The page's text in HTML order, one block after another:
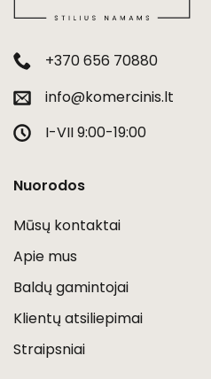
+370 656 70880
info@komercinis.lt
I-VII 9:00-19:00
Nuorodos
Mūsų kontaktai
Apie mus
Baldų gamintojai
Klientų atsiliepimai
Straipsniai